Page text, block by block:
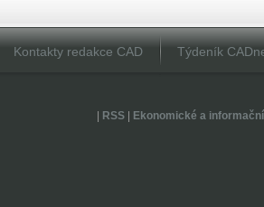
Kontakty redakce CAD Týdeník
RSS| Ekonomické a